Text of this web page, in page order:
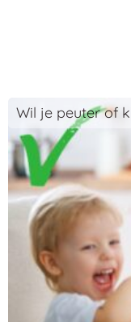
Wil je peuter of